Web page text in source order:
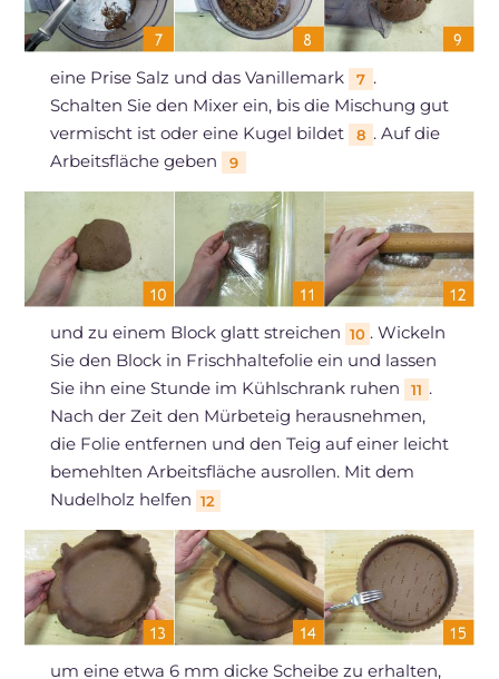
eine Prise Salz und das Vanillemark 7 .
Schalten Sie den Mixer ein, bis die Mischung gut
vermischt ist oder eine Kugel bildet
8 . Auf die
Arbeitsfläche geben
9
und zu einem Block glatt streichen 10 . Wickeln
Sie den Block in Frischhaltefolie ein und lassen
Sie ihn eine Stunde im Kühlschrank ruhen
11 .
Nach der Zeit den Mürbeteig herausnehmen,
die Folie entfernen und den Teig auf einer leicht
bemehlten Arbeitsfläche ausrollen. Mit dem
Nudelholz helfen 12
um eine etwa 6 mm dicke Scheibe zu erhalten,